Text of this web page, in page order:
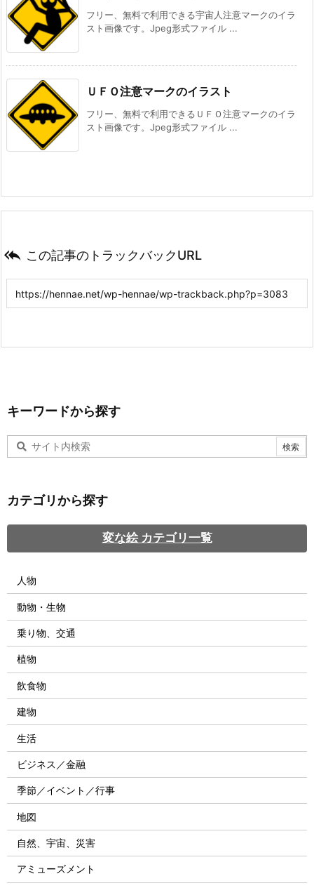
フリー、無料で利用できる宇宙人注意マークのイラ
スト画像です。Jpeg形式ファイル ...
ＵＦＯ注意マークのイラスト
フリー、無料で利用できるＵＦＯ注意マークのイラ
スト画像です。Jpeg形式ファイル ...
 この記事のトラックバックURL
キーワードから探す
カテゴリから探す
変な絵 カテゴリ一覧
人物
動物・生物
乗り物、交通
植物
飲食物
建物
生活
ビジネス／金融
季節／イベント／行事
地図
自然、宇宙、災害
アミューズメント